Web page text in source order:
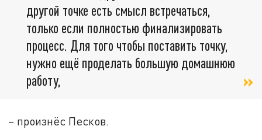
другой точке есть смысл встречаться,
только если полностью финализировать
процесс. Для того чтобы поставить точку,
нужно ещё проделать большую домашнюю
работу,
– произнёс Песков.